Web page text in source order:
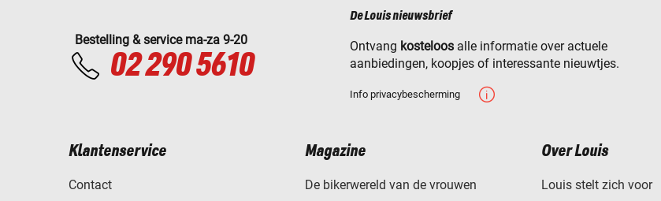
Bestelling & service ma-za 9-20
02 290 5610
De Louis nieuwsbrief
Ontvang kosteloos alle informatie over actuele
aanbiedingen, koopjes of interessante nieuwtjes.
Info privacybescherming
Klantenservice
Contact
Magazine
De bikerwereld van de vrouwen
Over Louis
Louis stelt zich voor